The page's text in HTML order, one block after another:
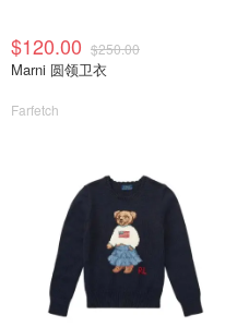
$120.00 $250.00
Marni 圆领卫衣
Farfetch